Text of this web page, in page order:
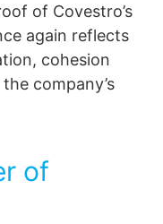
of Covestro’s
again reflects
cohesion
company’s
of